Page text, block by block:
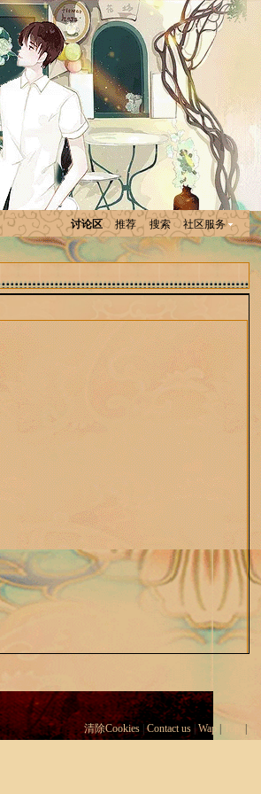
讨论区 推荐 搜索 社区服务
清除Cookies|Contact us|Wap